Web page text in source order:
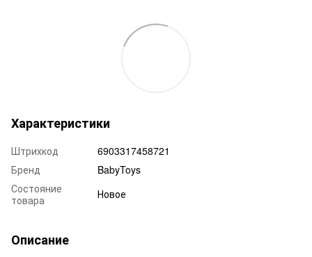
Характеристики
Штрихкод
6903317458721
Бренд
BabyToys
Состояние
товара
Новое
Описание